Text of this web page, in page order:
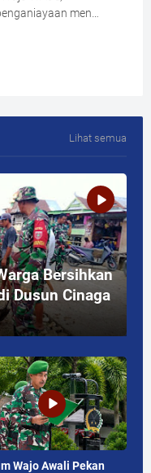
men…
Lihat semua
Bersihkan
Dusun Cinaga
Wajo Awali Pekan